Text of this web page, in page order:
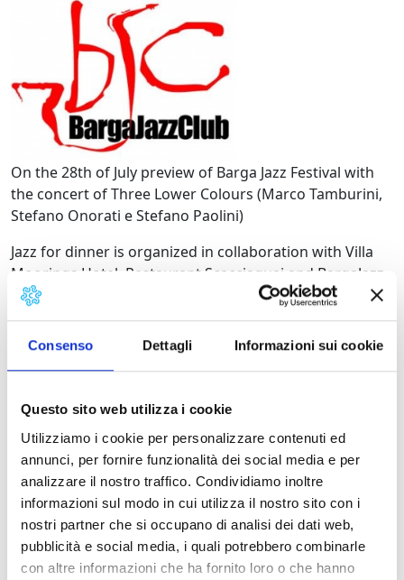
Consenso Dettagli Informazioni sui cookie
Questo sito web utilizza i cookie
Utilizziamo i cookie per personalizzare contenuti ed
annunci, per fornire funzionalità dei social media e per
analizzare il nostro traffico. Condividiamo inoltre
informazioni sul modo in cui utilizza il nostro sito con i
nostri partner che si occupano di analisi dei dati web,
pubblicità e social media, i quali potrebbero combinarle
con altre informazioni che ha fornito loro o che hanno
On the 28th of July preview of Barga Jazz Festival with
the concert of Three Lower Colours (Marco Tamburini,
Stefano Onorati e Stefano Paolini)
Jazz for dinner is organized in collaboration with Villa
Moorings Hotel, Restaurant Scacciaguai and BargaJazz
Club: there will be quality music,food and wine.
info@scacciaguai.it
Contacts